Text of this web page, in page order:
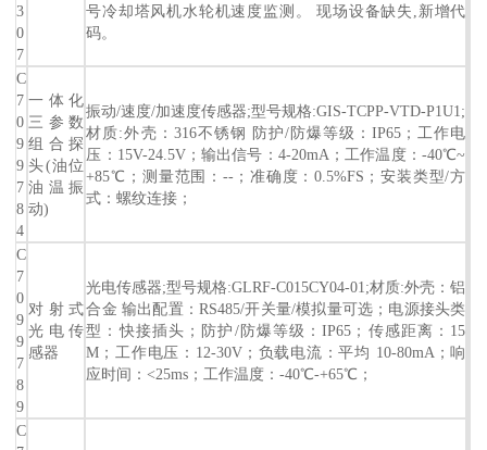
3
0
7
号冷却塔风机水轮机速度监测。 现场设备缺失,新增代
码。
C
7
0
9
9
7
8
4
一体化
三参数
组合探
头(油位
油温振
动)
振动/速度/加速度传感器;型号规格:GIS-TCPP-VTD-P1U1;
材质:外壳：316不锈钢 防护/防爆等级：IP65；工作电
压：15V-24.5V；输出信号：4-20mA；工作温度：-40℃~
+85℃；测量范围：--；准确度：0.5%FS；安装类型/方
式：螺纹连接；
C
7
0
9
9
7
8
9
对射式
光电传
感器
光电传感器;型号规格:GLRF-C015CY04-01;材质:外壳：铝
合金 输出配置：RS485/开关量/模拟量可选；电源接头类
型：快接插头；防护/防爆等级：IP65；传感距离：15
M；工作电压：12-30V；负载电流：平均 10-80mA；响
应时间：<25ms；工作温度：-40℃-+65℃；
C